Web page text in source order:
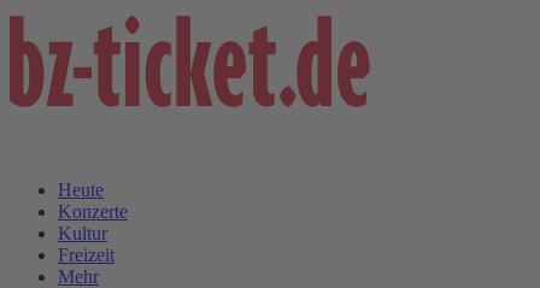
Heute
Konzerte
Kultur
Freizeit
Mehr